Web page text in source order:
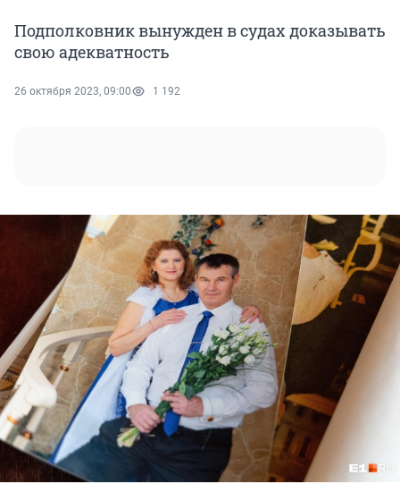
Подполковник вынужден в судах доказывать
свою адекватность
26 октября 2023, 09:00 1 192